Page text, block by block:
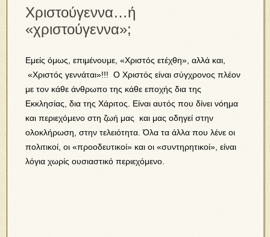
Χριστούγεννα…ή
«χριστούγεννα»;
Εμείς όμως, επιμένουμε, «Χριστός ετέχθη», αλλά και,
«Χριστός γεννάται»!!! Ο Χριστός είναι σύγχρονος πλέον
με τον κάθε άνθρωπο της κάθε εποχής δια της
Εκκλησίας, δια της Χάριτος. Είναι αυτός που δίνει νόημα
και περιεχόμενο στη ζωή μας και μας οδηγεί στην
ολοκλήρωση, στην τελειότητα. Όλα τα άλλα που λένε οι
πολιτικοί, οι «προοδευτικοί» και οι «συντηρητικοί», είναι
λόγια χωρίς ουσιαστικό περιεχόμενο.